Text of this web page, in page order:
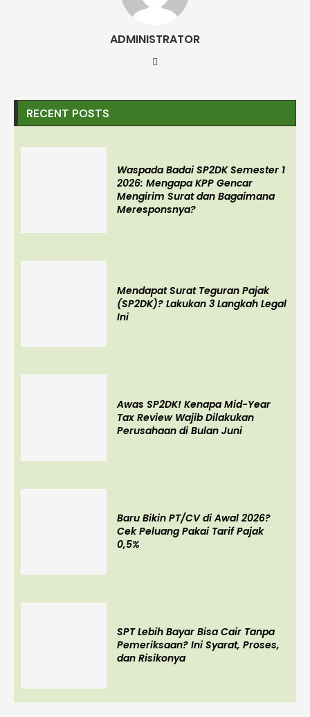
ADMINISTRATOR
RECENT POSTS
Waspada Badai SP2DK Semester 1
2026: Mengapa KPP Gencar
Mengirim Surat dan Bagaimana
Meresponsnya?
Mendapat Surat Teguran Pajak
(SP2DK)? Lakukan 3 Langkah Legal
Ini
Awas SP2DK! Kenapa Mid-Year
Tax Review Wajib Dilakukan
Perusahaan di Bulan Juni
Baru Bikin PT/CV di Awal 2026?
Cek Peluang Pakai Tarif Pajak
0,5%
SPT Lebih Bayar Bisa Cair Tanpa
Pemeriksaan? Ini Syarat, Proses,
dan Risikonya